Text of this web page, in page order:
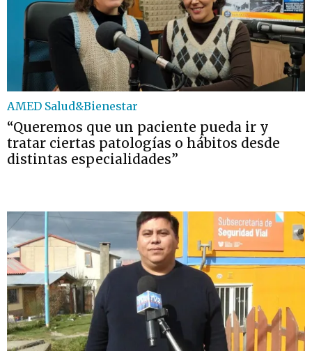
AMED Salud&Bienestar
“Queremos que un paciente pueda ir y
tratar ciertas patologías o hábitos desde
distintas especialidades”